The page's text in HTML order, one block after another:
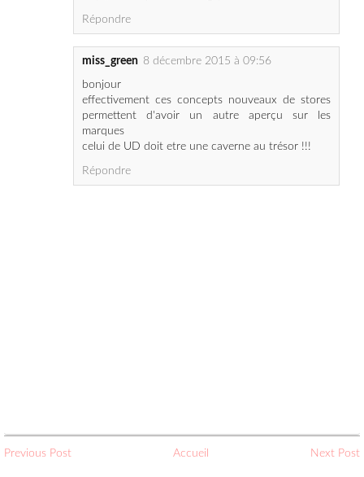
Répondre
miss_green 8 décembre 2015 à 09:56
bonjour
effectivement ces concepts nouveaux de stores
permettent d'avoir un autre aperçu sur les
marques
celui de UD doit etre une caverne au trésor !!!
Répondre
Previous Post Accueil Next Post